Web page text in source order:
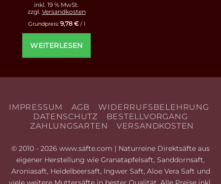
inkl. 19 % MwSt.
zzgl. Versandkosten
Grundpreis: 9,78 €/ l
WEITERLESEN
IMPRESSUM AGB
WIDERRUFSBELEHRUNG
DATENSCHUTZ
BESTELLVORGANG
ZAHLUNGSARTEN
VERSANDKOSTEN
© 2010 - 2026 www.säfte.com | Naturreine Direktsäfte aus
eigener Herstellung wie Granatapfelsaft, Sanddornsaft,
Aroniasaft, Heidelbeersaft, Ingwer Saft, Aloe Vera Saft und